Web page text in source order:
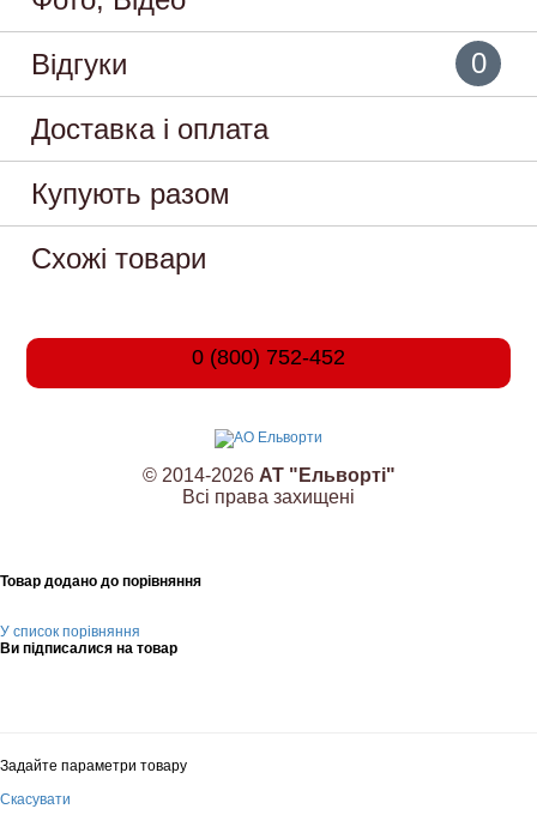
Відгуки
0
Доставка і оплата
Купують разом
Схожі товари
0 (800) 752-452
© 2014-2026 АТ "Ельворті"
Всі права захищені
Товар додано до порівняння
У список порівняння
Ви підписалися на товар
Задайте параметри товару
Скасувати